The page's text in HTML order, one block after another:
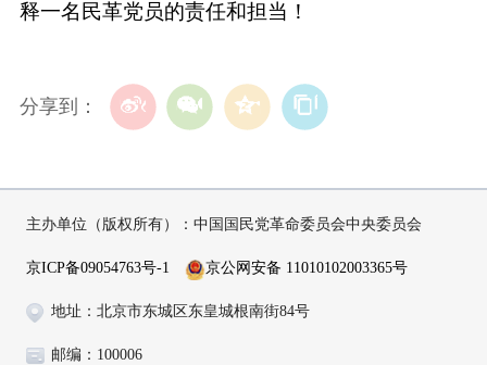
释一名民革党员的责任和担当！
分享到：
主办单位（版权所有）：中国国民党革命委员会中央委员会
京ICP备09054763号-1 京公网安备 11010102003365号
地址：北京市东城区东皇城根南街84号
邮编：100006